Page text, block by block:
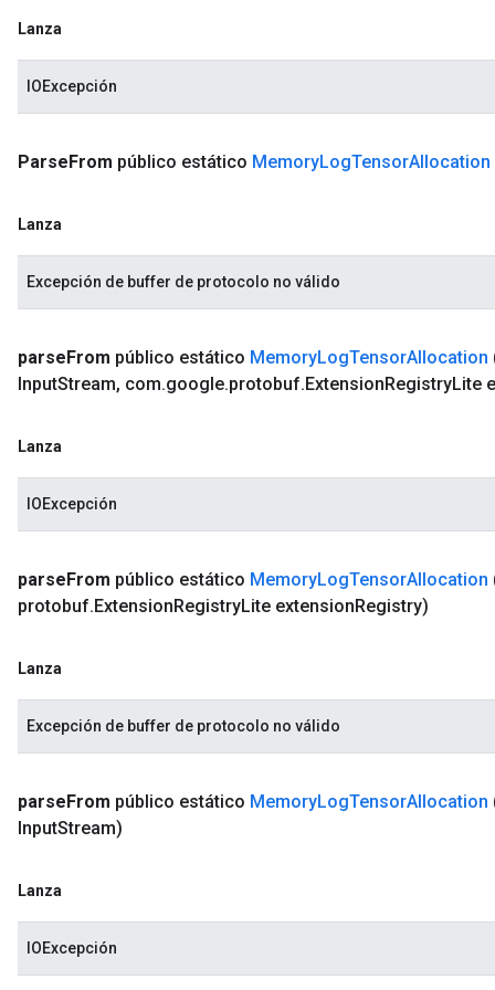
Lanza
IOExcepción
ParseFrom público estático MemoryLogTensorAllocation
Lanza
Excepción de buffer de protocolo no válido
parseFrom público estático MemoryLogTensorAllocation
InputStream, com.google.protobuf.ExtensionRegistryLite
Lanza
IOExcepción
parseFrom público estático MemoryLogTensorAllocation
protobuf.ExtensionRegistryLite extensionRegistry)
Lanza
Excepción de buffer de protocolo no válido
parseFrom público estático MemoryLogTensorAllocation
InputStream)
Lanza
IOExcepción